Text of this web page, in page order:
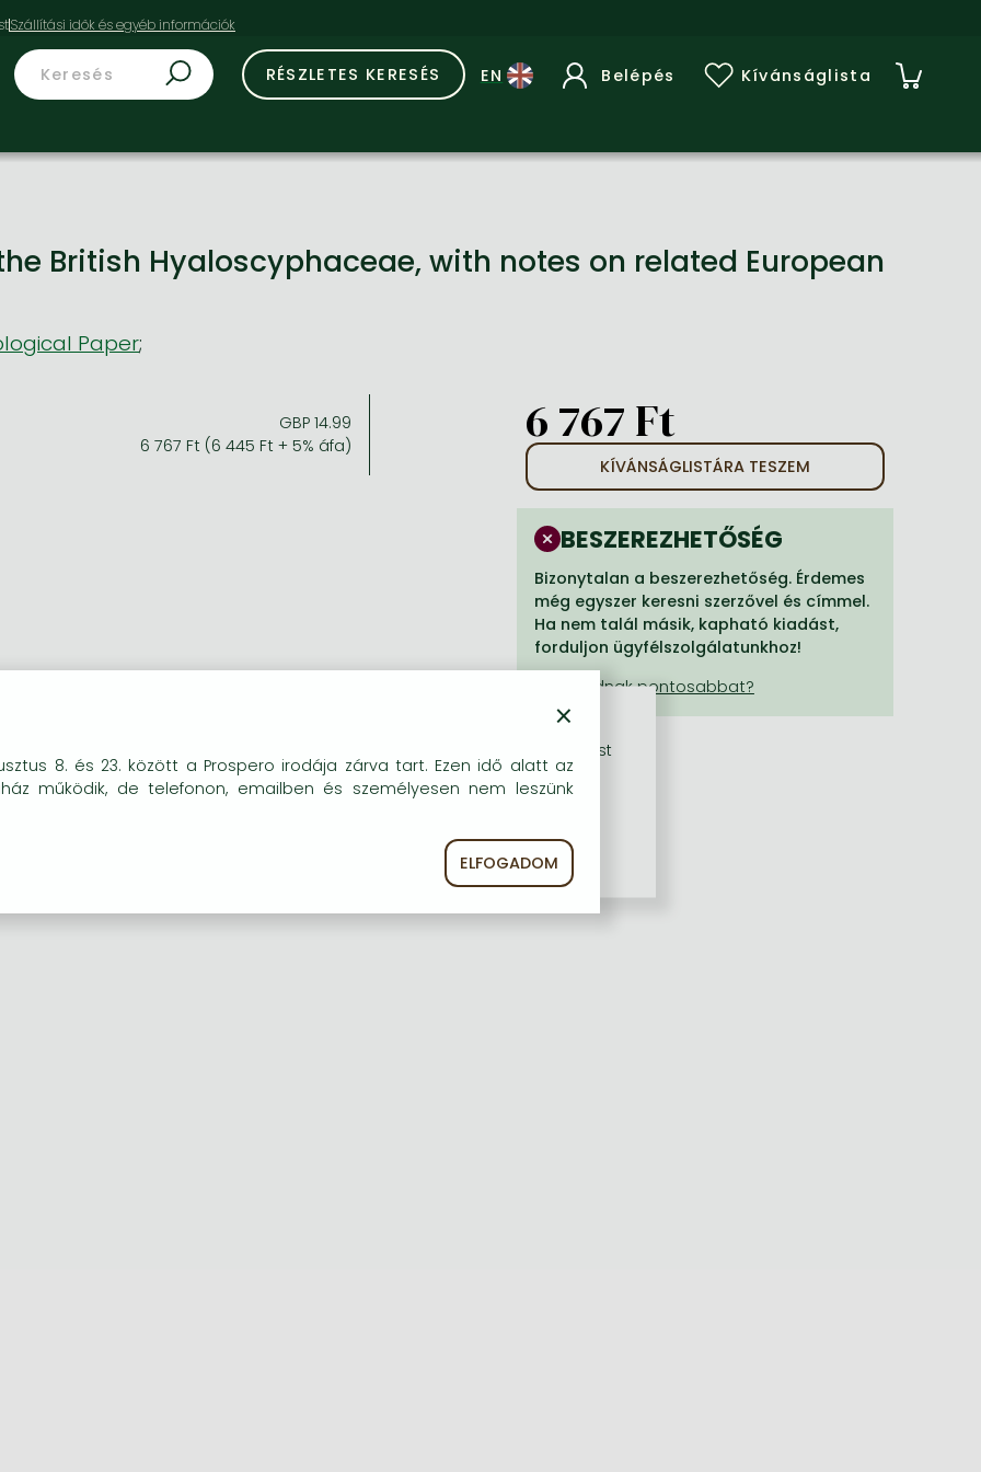
RÉSZLETES KERESÉS Belépés Kívánságlista
British Hyaloscyphaceae, with notes on related European
Paper;
GBP 14.99
6 767 Ft (6 445 Ft + 5% áfa)
6 767 Ft
KÍVÁNSÁGLISTÁRA TESZEM
BESZEREZHETŐSÉG
Bizonytalan a beszerezhetőség. Érdemes
még egyszer keresni szerzővel és címmel.
Ha nem talál másik, kapható kiadást,
forduljon ügyfélszolgálatunkhoz!
leírás:
paper on a revision of the British Hyaloscyphaceae
×
8. és 23. között a Prospero irodája zárva tart. Ezen idő alatt az
működik, de telefonon, emailben és személyesen nem leszünk
ELFOGADOM
kat (sütiket) használunk, melyek célja, hogy teljesebb körű szolgáltatást
részére.